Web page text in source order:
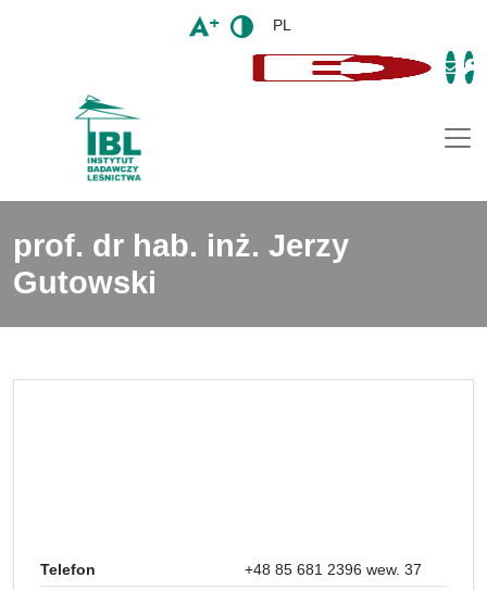
PL
prof. dr hab. inż. Jerzy
Gutowski
Telefon
+48 85 681 2396 wew. 37